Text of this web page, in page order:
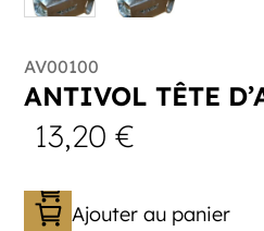
AV00100
ANTIVOL TÊTE
13,20€
Ajouter au panier